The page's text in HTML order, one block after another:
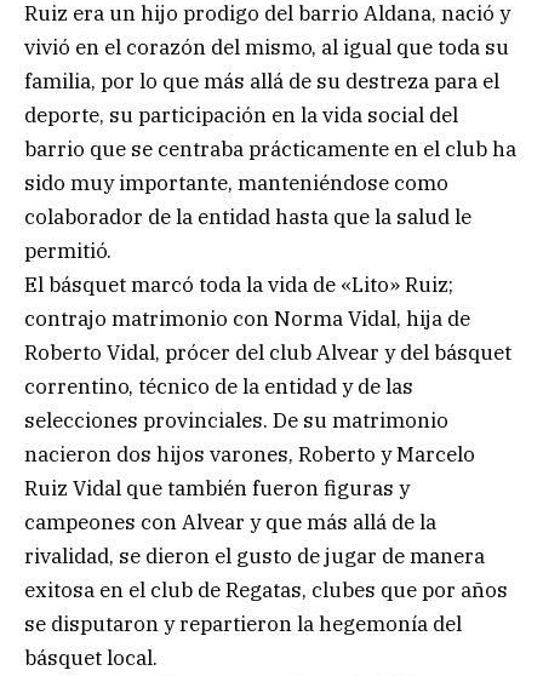
Ruiz era un hijo prodigo del barrio Aldana, nació y
vivió en el corazón del mismo, al igual que toda su
familia, por lo que más allá de su destreza para el
deporte, su participación en la vida social del
barrio que se centraba prácticamente en el club ha
sido muy importante, manteniéndose como
colaborador de la entidad hasta que la salud le
permitió.
El básquet marcó toda la vida de «Lito» Ruiz;
contrajo matrimonio con Norma Vidal, hija de
Roberto Vidal, prócer del club Alvear y del básquet
correntino, técnico de la entidad y de las
selecciones provinciales. De su matrimonio
nacieron dos hijos varones, Roberto y Marcelo
Ruiz Vidal que también fueron figuras y
campeones con Alvear y que más allá de la
rivalidad, se dieron el gusto de jugar de manera
exitosa en el club de Regatas, clubes que por años
se disputaron y repartieron la hegemonía del
básquet local.